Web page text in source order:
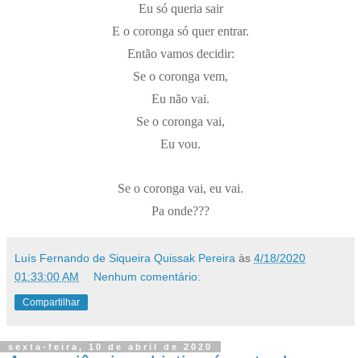
Eu só queria sair
E o coronga só quer entrar.
Então vamos decidir:
Se o coronga vem,
Eu não vai.
Se o coronga vai,
Eu vou.
Se o coronga vai, eu vai.
Pa onde???
Luís Fernando de Siqueira Quissak Pereira às 4/18/2020
01:33:00 AM
Nenhum comentário:
Compartilhar
sexta-feira, 10 de abril de 2020